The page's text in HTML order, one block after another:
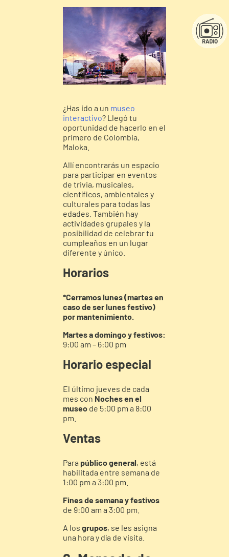
¿Has ido a un museo
interactivo? Llegó tu
oportunidad de hacerlo en el
primero de Colombia,
Maloka.
Allí encontrarás un espacio
para participar en eventos
de trivia, musicales,
científicos, ambientales y
culturales para todas las
edades. También hay
actividades grupales y la
posibilidad de celebrar tu
cumpleaños en un lugar
diferente y único.
Horarios
*Cerramos lunes (martes en
caso de ser lunes festivo)
por mantenimiento.
Martes a domingo y festivos:
9:00 am – 6:00 pm
Horario especial
El último jueves de cada
mes con Noches en el
museo de 5:00 pm a 8:00
pm.
Ventas
Para público general, está
habilitada entre semana de
1:00 pm a 3:00 pm.
Fines de semana y festivos
de 9:00 am a 3:00 pm.
A losgrupos, se les asigna
una hora y día de visita.